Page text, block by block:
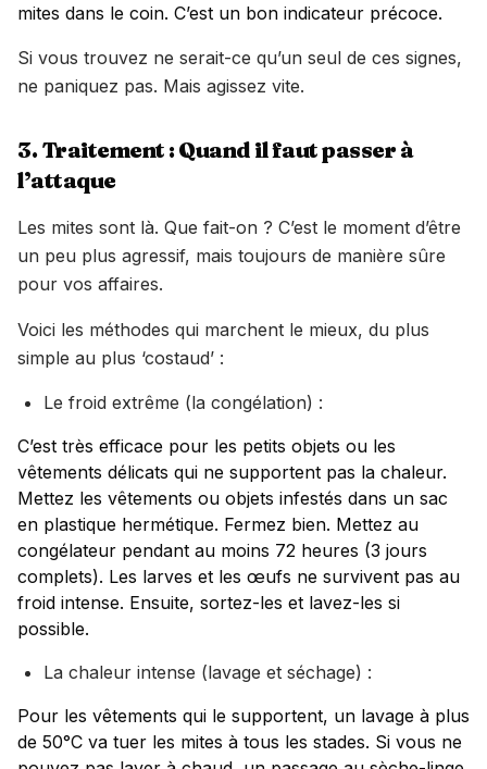
mites dans le coin. C’est un bon indicateur précoce.
Si vous trouvez ne serait-ce qu’un seul de ces signes,
ne paniquez pas. Mais agissez vite.
3. Traitement : Quand il faut passer à
l’attaque
Les mites sont là. Que fait-on ? C’est le moment d’être
un peu plus agressif, mais toujours de manière sûre
pour vos affaires.
Voici les méthodes qui marchent le mieux, du plus
simple au plus ‘costaud’ :
Le froid extrême (la congélation) :
C’est très efficace pour les petits objets ou les
vêtements délicats qui ne supportent pas la chaleur.
Mettez les vêtements ou objets infestés dans un sac
en plastique hermétique. Fermez bien. Mettez au
congélateur pendant au moins 72 heures (3 jours
complets). Les larves et les œufs ne survivent pas au
froid intense. Ensuite, sortez-les et lavez-les si
possible.
La chaleur intense (lavage et séchage) :
Pour les vêtements qui le supportent, un lavage à plus
de 50°C va tuer les mites à tous les stades. Si vous ne